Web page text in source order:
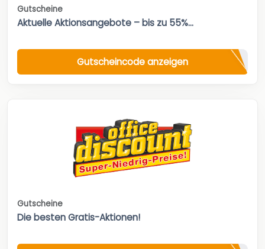
Gutscheine
Aktuelle Aktionsangebote – bis zu 55%...
Gutscheincode anzeigen
Gutscheine
Die besten Gratis-Aktionen!